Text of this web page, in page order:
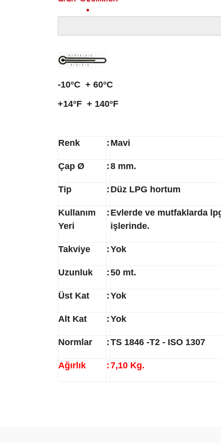
-10°C + 60°C
+14°F + 140°F
Renk : Mavi
Çap Ø :8 mm.
Tip : Düz LPG hortum
Kullanım
Yeri
: Evlerde ve mutfaklarda
işlerinde.
Takviye :Yok
Uzunluk :50 mt.
Üst Kat :Yok
Alt Kat :Yok
Normlar :TS 1846 -T2 - ISO 1307
Ağırlık :7,10 Kg.